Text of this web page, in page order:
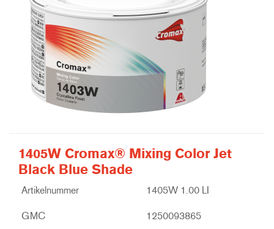
1405W Cromax® Mixing Color Jet
Black Blue Shade
Artikelnummer 1405W 1.00 LI
GMC 1250093865